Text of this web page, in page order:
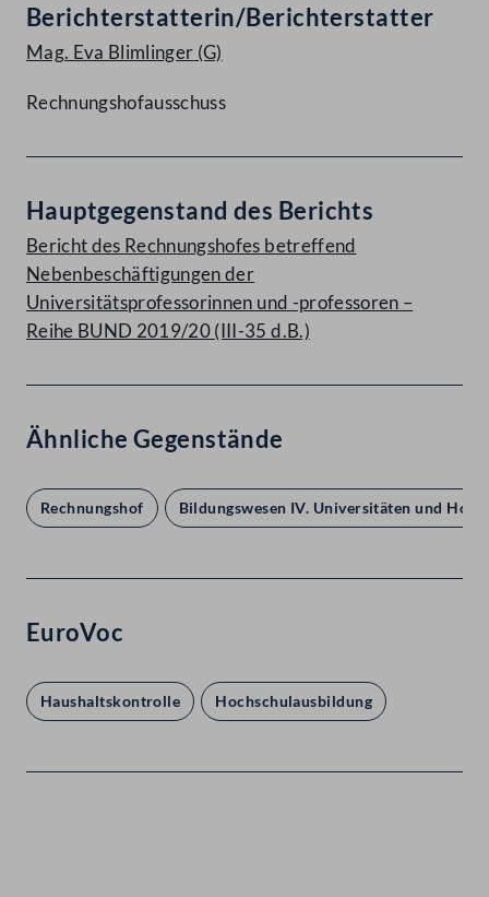
Berichterstatterin/Berichterstatter
Mag. Eva Blimlinger (G)
Rechnungshofausschuss
Hauptgegenstand des Berichts
Bericht des Rechnungshofes betreffend
Nebenbeschäftigungen der
Universitätsprofessorinnen und -professoren –
Reihe BUND 2019/20 (III-35 d.B.)
Ähnliche Gegenstände
Rechnungshof Bildungswesen IV. Universitäten und
EuroVoc
Haushaltskontrolle Hochschulausbildung